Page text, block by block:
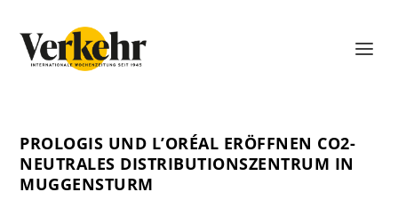
PROLOGIS UND L’ORÉAL ERÖFFNEN CO2-
NEUTRALES DISTRIBUTIONSZENTRUM IN
MUGGENSTURM